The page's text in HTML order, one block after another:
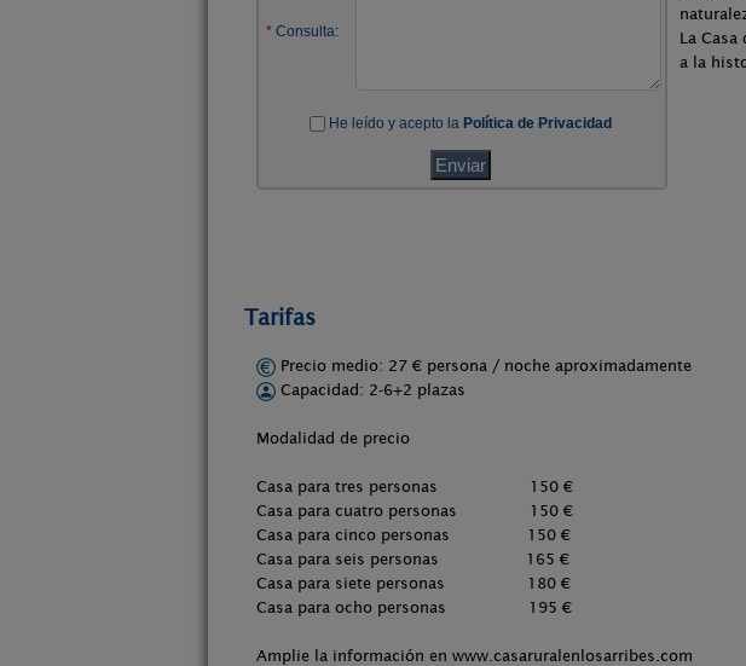
La
a la
Tarifas
Precio medio: 27 € persona / noche aproximadamente
Capacidad: 2-6+2 plazas
Modalidad de precio
Casa para tres personas 150 €
Casa para cuatro personas 150 €
Casa para cinco personas 150 €
Casa para seis personas 165 €
Casa para siete personas 180 €
Casa para ocho personas 195 €
Amplie la información en www.casaruralenlosarribes.com